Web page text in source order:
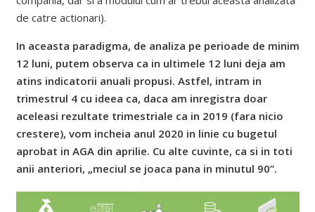
de catre actionari).
In aceasta paradigma, de analiza pe perioade de minim
12 luni, putem observa ca in ultimele 12 luni deja am
atins indicatorii anuali propusi. Astfel, intram in
trimestrul 4 cu ideea ca, daca am inregistra doar
aceleasi rezultate trimestriale ca in 2019 (fara nicio
crestere), vom incheia anul 2020 in linie cu bugetul
aprobat in AGA din aprilie. Cu alte cuvinte, ca si in toti
anii anteriori, „meciul se joaca pana in minutul 90”.